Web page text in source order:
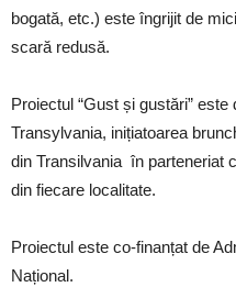
bogată, etc.) este îngrijit de
scară redusă.
Proiectul “Gust și gustări”
Transylvania, inițiatoarea
din Transilvania în parteneriat
din fiecare localitate.
Proiectul este co-finanțat de
Național.